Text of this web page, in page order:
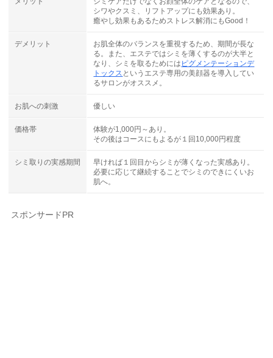
シワやクスミ、リフトアップにも効果あり。
癒やし効果もあるためストレス解消にもGood！
デメリット
お肌全体のバランスを重視するため、期間が長な
る。また、エステではシミを薄くするのが大半と
なり、シミを取るためには ピグメンテーションデ
トックス というエステ専用の美顔器を導入してい
るサロンがオススメ。
お肌への刺激 優しい
価格帯
体験が1,000円～あり。
その後はコースにもよるが１回10,000円程度
シミ取りの実感期間
早ければ１回目からシミが薄くなった実感あり。
必要に応じて継続することでシミのできにくいお
肌へ。
スポンサードPR